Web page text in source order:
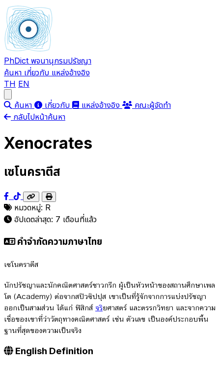
PhDict พจนานุกรมปรัชญา
ค้นหา เกี่ยวกับ แหล่งอ้างอิง
TH EN
ค้นหา เกี่ยวกับ แหล่งอ้างอิง
คณะผู้จัดทำ
กลับไปหน้าค้นหา
Xenocrates
เซโนคราตีส
หมวดหมู่: R
อัปเดตล่าสุด: 7 เดือนที่แล้ว
คำจำกัดความภาษาไทย
เซโนคราตีส
นักปรัชญาและนักคณิตศาสตร์ชาวกรีก ผู้เป็นหัวหน้าของสถานศึกษาเพล
โต (Academy) ต่อจากสปิวซิปปุส เขาเป็นที่รู้จักจากการแบ่งปรัชญา
ออกเป็นสามส่วน ได้แก่ ฟิสิกส์จริยศาสตร์ และตรรกวิทยา และจากความ
เชื่อของเขาที่ว่าวัตถุทางคณิตศาสตร์ เช่น ตัวเลข เป็นองค์ประกอบพื้น
ฐานที่สุดของความเป็นจริง
English Definition